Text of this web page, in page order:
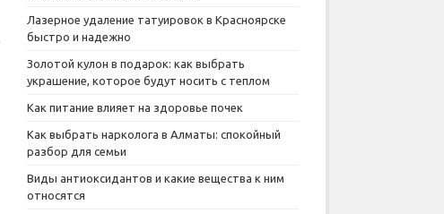
Лазерное удаление татуировок в Красноярске
быстро и надежно
Золотой кулон в подарок: как выбрать
украшение, которое будут носить с теплом
Как питание влияет на здоровье почек
Как выбрать нарколога в Алматы: спокойный
разбор для семьи
Виды антиоксидантов и какие вещества к ним
относятся